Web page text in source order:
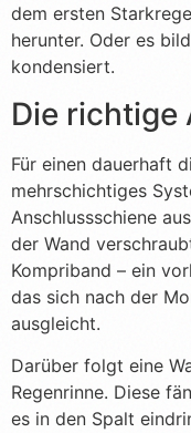
dem ersten
herunter. Oder es
kondensiert.
Die
Für einen dauerhaft
mehrschichtiges
Anschlussschiene
der Wand
Kompriband – ein
das sich nach der
ausgleicht.
Darüber folgt eine
Regenrinne. Diese
es in den Spalt